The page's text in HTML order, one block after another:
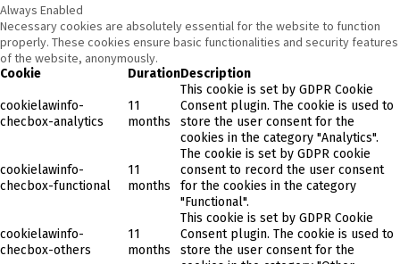
Always Enabled
Necessary cookies are absolutely essential for the website to function
properly. These cookies ensure basic functionalities and security features
of the website, anonymously.
Cookie DurationDescription
cookielawinfo-
checbox-analytics
11
months
This cookie is set by GDPR Cookie
Consent plugin. The cookie is used to
store the user consent for the
cookies in the category "Analytics".
cookielawinfo-
checbox-functional
11
months
The cookie is set by GDPR cookie
consent to record the user consent
for the cookies in the category
"Functional".
cookielawinfo-
checbox-others
11
months
This cookie is set by GDPR Cookie
Consent plugin. The cookie is used to
store the user consent for the